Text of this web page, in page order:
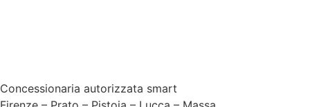
Concessionaria autorizzata smart